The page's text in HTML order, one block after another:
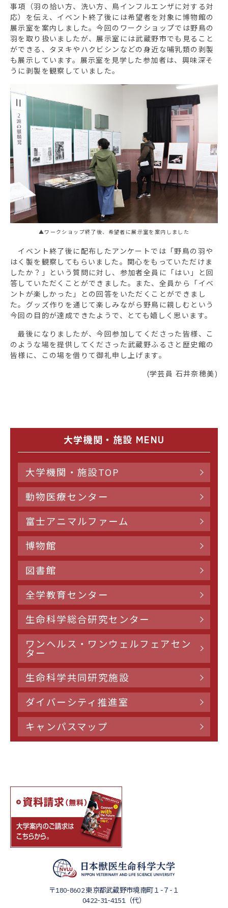
事項（羽の拾い方、洗い方、鳥インフルエンザに対する対
応）を伝え、イベント終了後には希望者を対象に博物館の
展示室を案内しました。今回のワークショップでは野鳥の
羽を取り扱いましたが、展示室には武蔵野市でも見ること
ができる、タヌキやハクビシンなどの身近な哺乳類の剥製
も展示しています。展示室を見学した参加者は、興味深そ
うに剥製を観察していました。
▲ワークショップ終了後、希望者に展示室を案内しました
イベント終了後に配布したアンケートでは「野鳥の羽や
はく製を観察してもらいました。関心をもっていただけま
したか？」という質問に対し、参加者全員に「はい」と回
答していただくことができました。また、全員から「イベ
ントが楽しかった」との回答をいただくことができまし
た。グッズ作りを通じて楽しみながら野鳥に親しむという
今回の目的が達成できたようで、とても嬉しく思います。
最後になりましたが、今回参加してくださった皆様、こ
のような場を提供してくださった武蔵野ふるさと歴史館の
皆様に、この場を借りて御礼申し上げます。
(学芸員 石井奈穂美)
大学機関・施設 MENU
大学機関・施設TOP
動物医療センター
富士アニマルファーム
博物館
図書館
全学教育センター
生命科学総合研究センター
ワンヘルス・ワンウェルフェアセン
ター
生命科学共同研究施設
ダイバーシティ推進室
キャンパスマップ
〒180-8602東京都武蔵野市境南町１-７-１
0422-31-4151（代）